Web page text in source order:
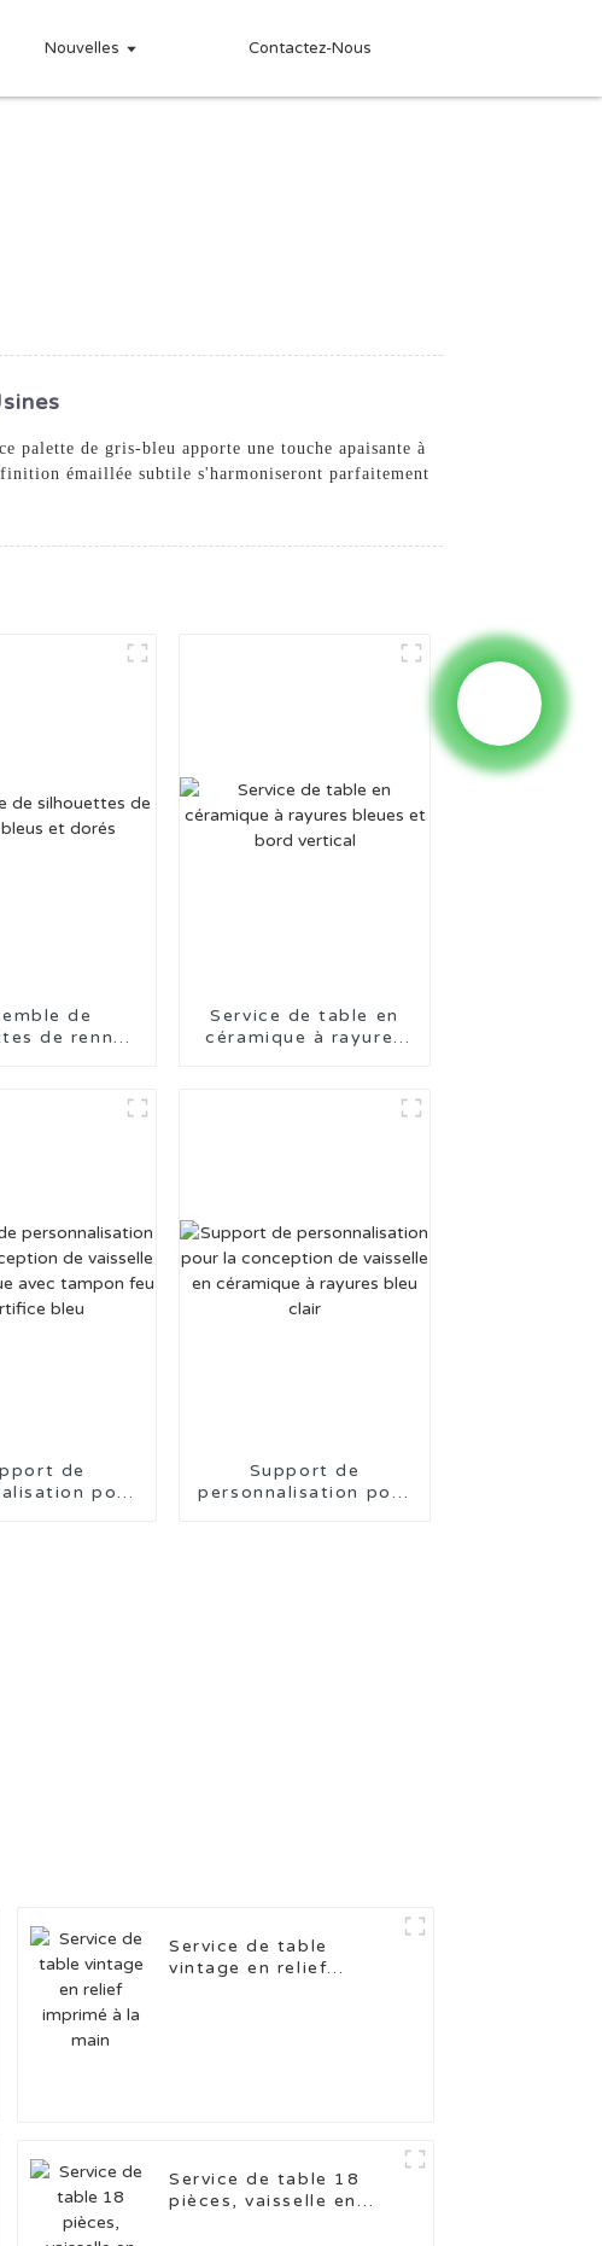
Nouvelles Contactez-Nous
palette de gris-bleu apporte une touche apaisante à
émaillée subtile s'harmoniseront parfaitement
de
de rennes
Service de table en
céramique à rayures
de
pour
Support de
personnalisation pour
Service de table
vintage en relief
Service de table 18
pièces, vaisselle en